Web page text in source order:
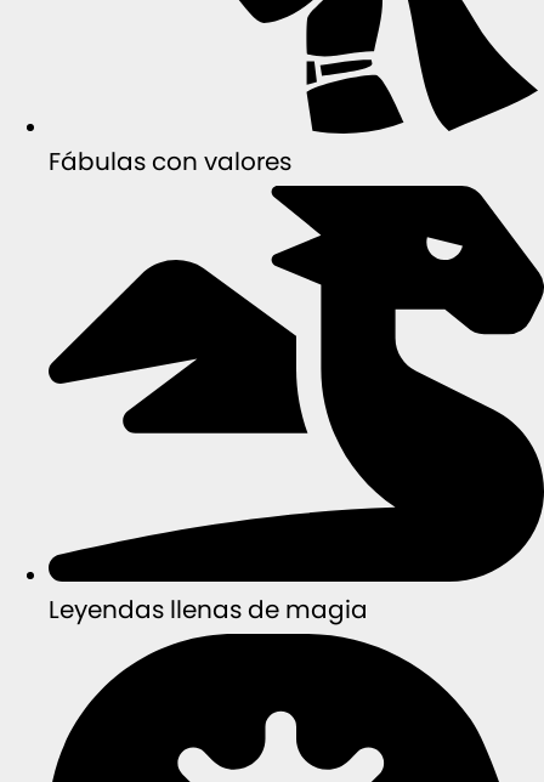
Fábulas con valores
Leyendas llenas de magia